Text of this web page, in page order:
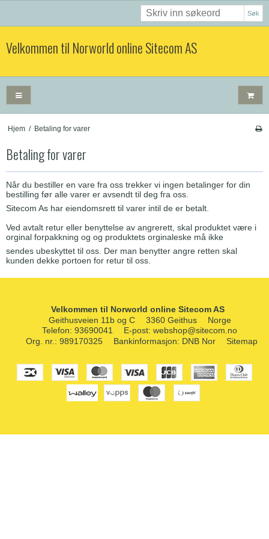
Søk
Velkommen til Norworld online Sitecom AS
Hjem / Betaling for varer
Betaling for varer
Når du bestiller en vare fra oss trekker vi ingen betalinger for din
bestilling før alle varer er avsendt til deg fra oss.
Sitecom As har eiendomsrett til varer intil de er betalt.
Ved avtalt retur eller benyttelse av angrerett, skal produktet være i
orginal forpakkning og og produktets orginaleske må ikke
sendes ubeskyttet til oss. Der man benytter angre retten skal
kunden dekke portoen for retur til oss.
Velkommen til Norworld online Sitecom AS
Geithusveien 11b og C
3360 Geithus
Norge
Telefon: 93690041 E-post: webshop@sitecom.no
Org. nr.: 989170325 Bankinformasjon: DNB Nor Sitemap